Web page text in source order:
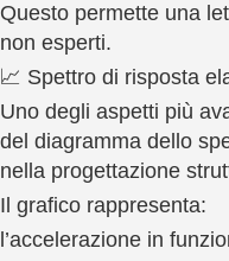
Questo permette una
non esperti.
📈 Spettro di risposta
Uno degli aspetti più
del diagramma dello
nella progettazione
Il grafico rappresenta:
l’accelerazione in